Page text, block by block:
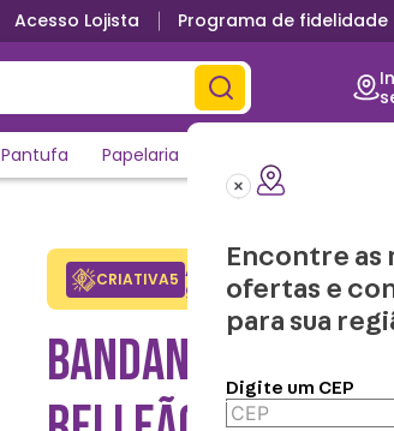
Acesso Lojista Programa de fidelidade
Encontre as
ofertas e
para sua
Digite um CEP
Pantufa Papelaria
CRIATIVA5 Adicione o cupom no
ganhe desconto na 1a
BANDANA